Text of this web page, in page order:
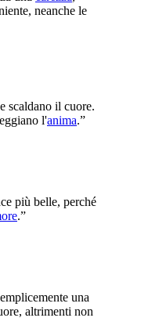
neanche le
scaldano il cuore.
l'anima.”
più belle, perché
.”
una
altrimenti non